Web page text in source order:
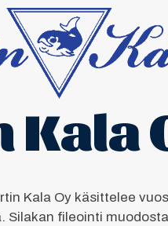
Kala Oy käsittelee
fileointi